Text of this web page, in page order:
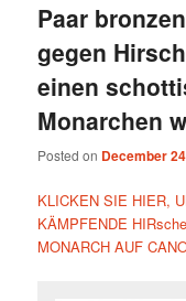
Paar
gegen
einen
Monarchen
Posted on December
KLICKEN SIE HIER,
KÄMPFENDE
MONARCH AUF